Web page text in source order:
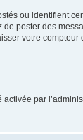
ou identifient
poster des
votre compteur
par